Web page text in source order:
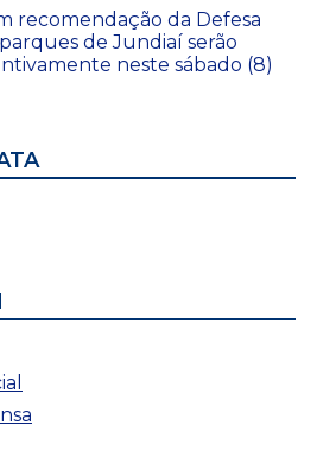
recomendação da Defesa
de Jundiaí serão
neste sábado (8)